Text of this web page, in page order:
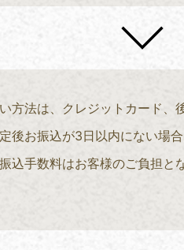
方法は、クレジットカード、
後お振込が3日以内にない場
込手数料はお客様のご負担と